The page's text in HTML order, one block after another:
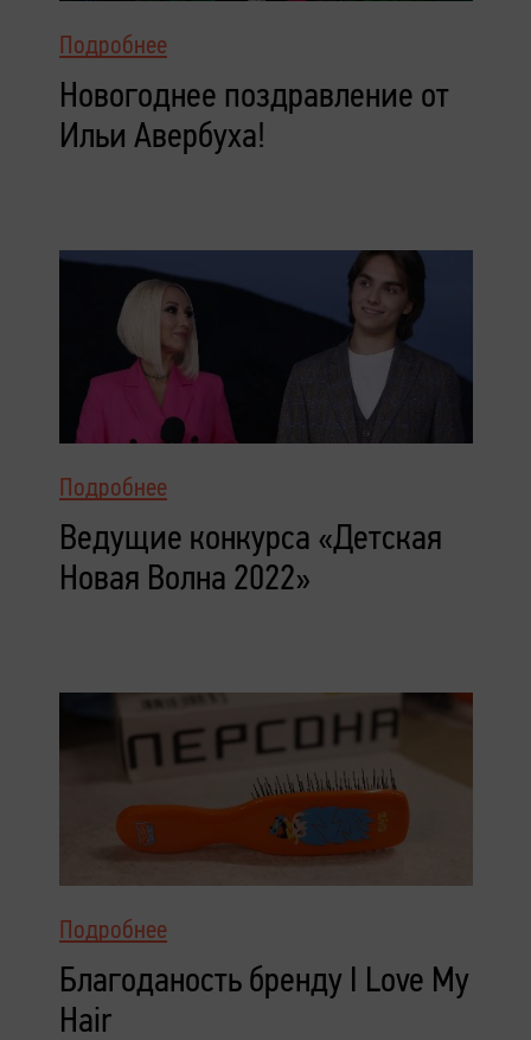
Подробнее
Новогоднее поздравление от
Ильи Авербуха!
Подробнее
Ведущие конкурса «Детская
Новая Волна 2022»
Подробнее
Благоданость бренду I Love My
Hair